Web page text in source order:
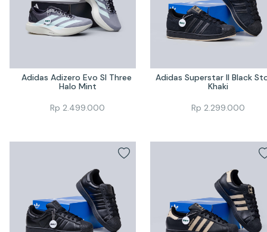
Adidas Adizero Evo Sl Three
Halo Mint
Rp 2.499.000
Adidas Superstar II Black
Khaki
Rp 2.299.000